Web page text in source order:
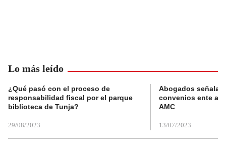
Lo más leído
¿Qué pasó con el proceso de
responsabilidad fiscal por el parque
biblioteca de Tunja?
29/08/2023
Abogados
convenios ente
AMC
13/07/2023